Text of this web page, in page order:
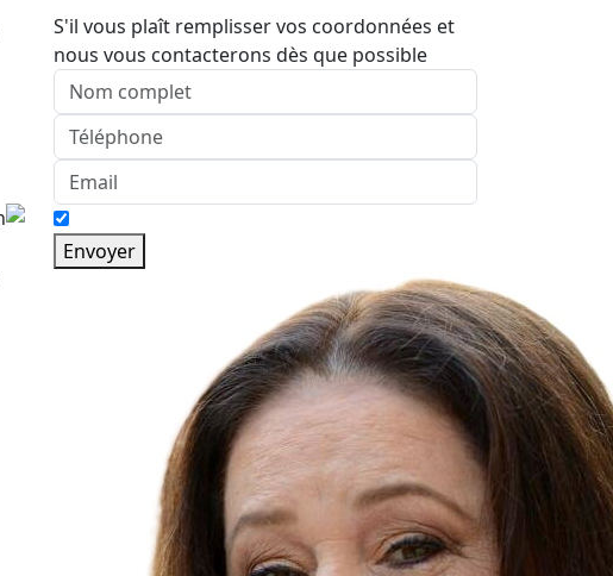
S'il vous plaît remplisser vos coordonnées et
nous vous contacterons dès que possible
Envoyer